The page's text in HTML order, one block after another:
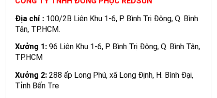
Địa chỉ : 100/2B Liên Khu 1-6, P. Bình Trị Đông, Q. Bình
Tân, TP.HCM.
Xưởng 1: 96 Liên Khu 1-6, P. Bình Trị Đông, Q. Bình Tân,
TP.HCM
Xưởng 2: 288 ấp Long Phú, xã Long Định, H. Bình Đại,
Tỉnh Bến Tre